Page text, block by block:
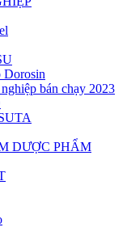
Dorosin
bán chạy 2023
DƯỢC PHẨM